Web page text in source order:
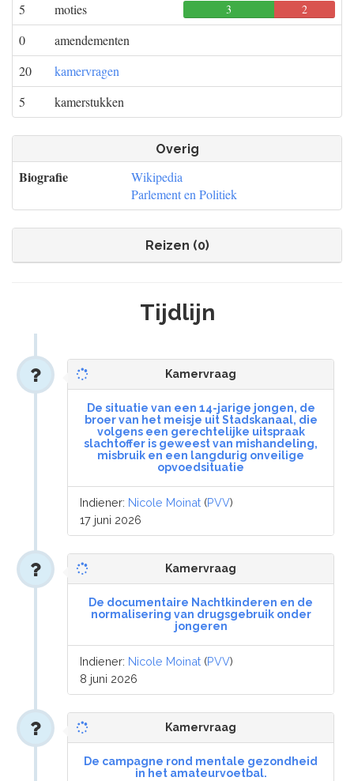
5
moties 3 2
0
amendementen
20
kamervragen
5
kamerstukken
Overig
Biografie
Wikipedia
Parlement en Politiek
Reizen (0)
Tijdlijn
Kamervraag
De situatie van een 14-jarige jongen, de
broer van het meisje uit Stadskanaal, die
volgens een gerechtelijke uitspraak
slachtoffer is geweest van mishandeling,
misbruik en een langdurig onveilige
opvoedsituatie
Indiener: Nicole Moinat (PVV)
17 juni 2026
Kamervraag
De documentaire Nachtkinderen en de
normalisering van drugsgebruik onder
jongeren
Indiener: Nicole Moinat (PVV)
8 juni 2026
Kamervraag
De campagne rond mentale gezondheid
in het amateurvoetbal.